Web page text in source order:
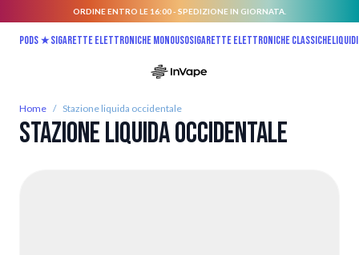
ORDINE ENTRO LE 16:00 - SPEDIZIONE IN GIORNATA.
Pods ★Sigarette elettroniche monousoSigarette elettroniche classiche
Home / Stazione liquida occidentale
Stazione liquida occidentale